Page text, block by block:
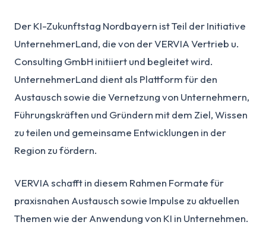
Der KI-Zukunftstag Nordbayern ist Teil der Initiative
UnternehmerLand, die von der VERVIA Vertrieb u.
Consulting GmbH initiiert und begleitet wird.
UnternehmerLand dient als Plattform für den
Austausch sowie die Vernetzung von Unternehmern,
Führungskräften und Gründern mit dem Ziel, Wissen
zu teilen und gemeinsame Entwicklungen in der
Region zu fördern.
VERVIA schafft in diesem Rahmen Formate für
praxisnahen Austausch sowie Impulse zu aktuellen
Themen wie der Anwendung von KI in Unternehmen.